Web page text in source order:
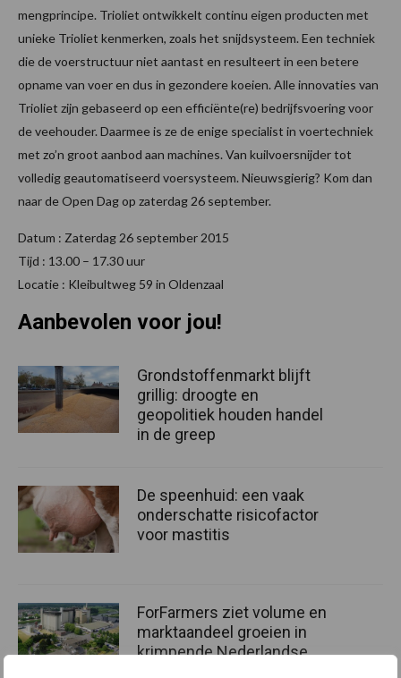
mengprincipe. Trioliet ontwikkelt continu eigen producten met
unieke Trioliet kenmerken, zoals het snijdsysteem. Een techniek
die de voerstructuur niet aantast en resulteert in een betere
opname van voer en dus in gezondere koeien. Alle innovaties van
Trioliet zijn gebaseerd op een efficiënte(re) bedrijfsvoering voor
de veehouder. Daarmee is ze de enige specialist in voertechniek
met zo’n groot aanbod aan machines. Van kuilvoersnijder tot
volledig geautomatiseerd voersysteem. Nieuwsgierig? Kom dan
naar de Open Dag op zaterdag 26 september.
Datum : Zaterdag 26 september 2015
Tijd : 13.00 – 17.30 uur
Locatie : Kleibultweg 59 in Oldenzaal
Aanbevolen voor jou!
Grondstoffenmarkt blijft
grillig: droogte en
geopolitiek houden handel
in de greep
De speenhuid: een vaak
onderschatte risicofactor
voor mastitis
ForFarmers ziet volume en
marktaandeel groeien in
krimpende Nederlandse